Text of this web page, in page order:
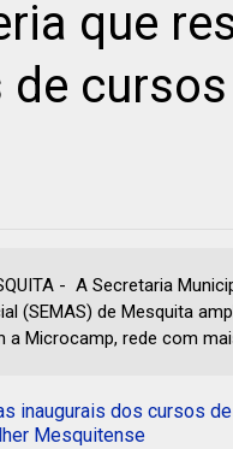
que
- A Secretaria
(SEMAS) de Mesquita
a Microcamp, rede com
inaugurais dos cursos
Mesquitense